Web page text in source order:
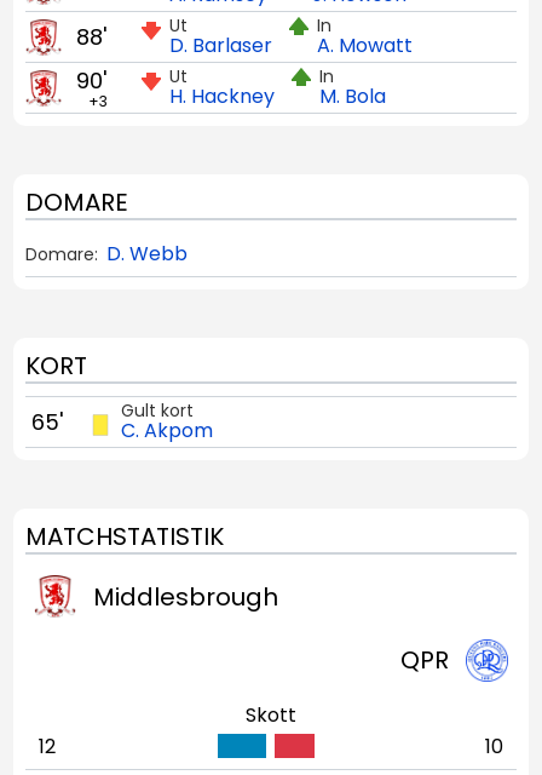
Ut
D. Barlaser
In
A. Mowatt
88'
Ut
H. Hackney
In
M. Bola
90'
+3
DOMARE
Domare: D. Webb
KORT
Gult kort
C. Akpom
65'
MATCHSTATISTIK
Middlesbrough
QPR
Skott
12
10